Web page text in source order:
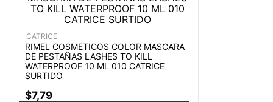
CATRICE
RIMEL COSMETICOS COLOR MASCARA
DE PESTAÑAS LASHES TO KILL
WATERPROOF 10 ML 010 CATRICE
SURTIDO
$7,79